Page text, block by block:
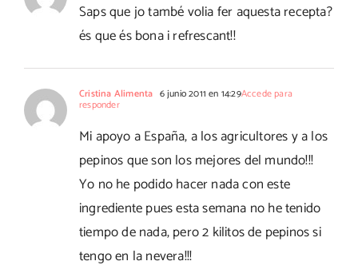
Saps que jo també volia fer aquesta recepta?
és que és bona i refrescant!!
Cristina Alimenta 6 junio 2011 en 14:29Accede para
responder
Mi apoyo a España, a los agricultores y a los
pepinos que son los mejores del mundo!!!
Yo no he podido hacer nada con este
ingrediente pues esta semana no he tenido
tiempo de nada, pero 2 kilitos de pepinos si
tengo en la nevera!!!